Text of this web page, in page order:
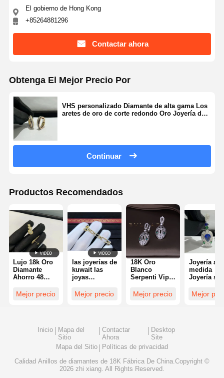
El gobierno de Hong Kong
+85264881296
Contactar ahora
Obtenga El Mejor Precio Por
VHS personalizado Diamante de alta gama Los
aretes de oro de corte redondo Oro Joyería de
Continuar
Productos Recomendados
Lujo 18k Oro
Diamante
Ahorro 48
redondo 0,98
quilates 1pcs
Mejor precio
las joyerías de
kuwait las
joyas
de las
mujeres, los
Mejor precio
18K Oro
Blanco
Serpenti Viper
Esmeralda
Pavé
Mejor precio
Joyería a
medida
Joyería
quilates
Joyería de
Mejor
Inicio
Mapa del
Sitio
Contactar
Ahora
Desktop
Site
Mapa del Sitio
Políticas de privacidad
Calidad Anillos de diamantes de 18K Fábrica De China.Copyright ©
2026 zhi xiang. All Rights Reserved.